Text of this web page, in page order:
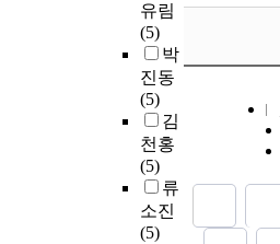
유림
(5)
박
진동
(5)
김
천홍
(5)
류
소진
(5)